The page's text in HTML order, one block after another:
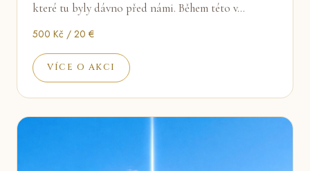
které tu byly dávno před námi. Během této v…
500 Kč / 20 €
VÍCE O AKCI